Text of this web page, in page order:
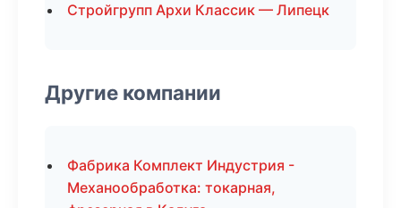
Стройгрупп Архи Классик — Липецк
Другие компании
Фабрика Комплект Индустрия -
Механообработка: токарная,